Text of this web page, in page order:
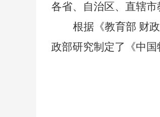
各省、自治区、直辖
根据《教育部 财
政部研究制定了《中